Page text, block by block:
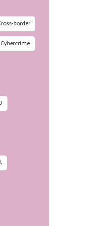
border
Cybercrime